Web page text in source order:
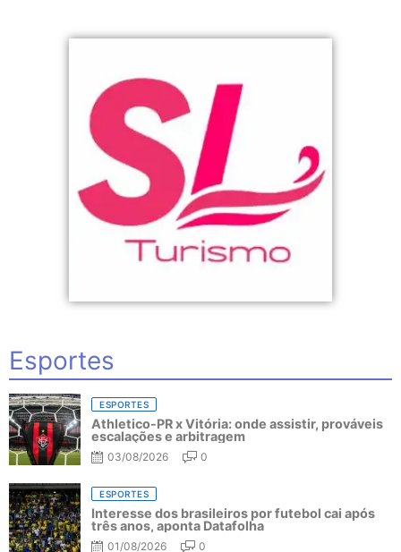
Esportes
ESPORTES
Athletico-PR x Vitória: onde assistir, prováveis
escalações e arbitragem
03/08/2026 0
ESPORTES
Interesse dos brasileiros por futebol cai após
três anos, aponta Datafolha
01/08/2026 0